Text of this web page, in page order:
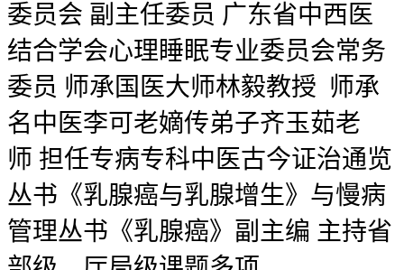
委员会 副主任委员 广东省中西医
结合学会心理睡眠专业委员会常务
委员 师承国医大师林毅教授 师承
名中医李可老嫡传弟子齐玉茹老
师 担任专病专科中医古今证治通览
丛书《乳腺癌与乳腺增生》与慢病
管理丛书《乳腺癌》副主编 主持省